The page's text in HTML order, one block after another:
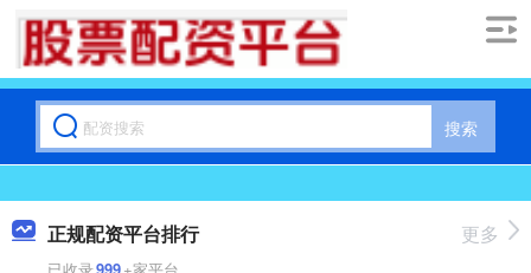
搜索
正规配资平台排行 更多